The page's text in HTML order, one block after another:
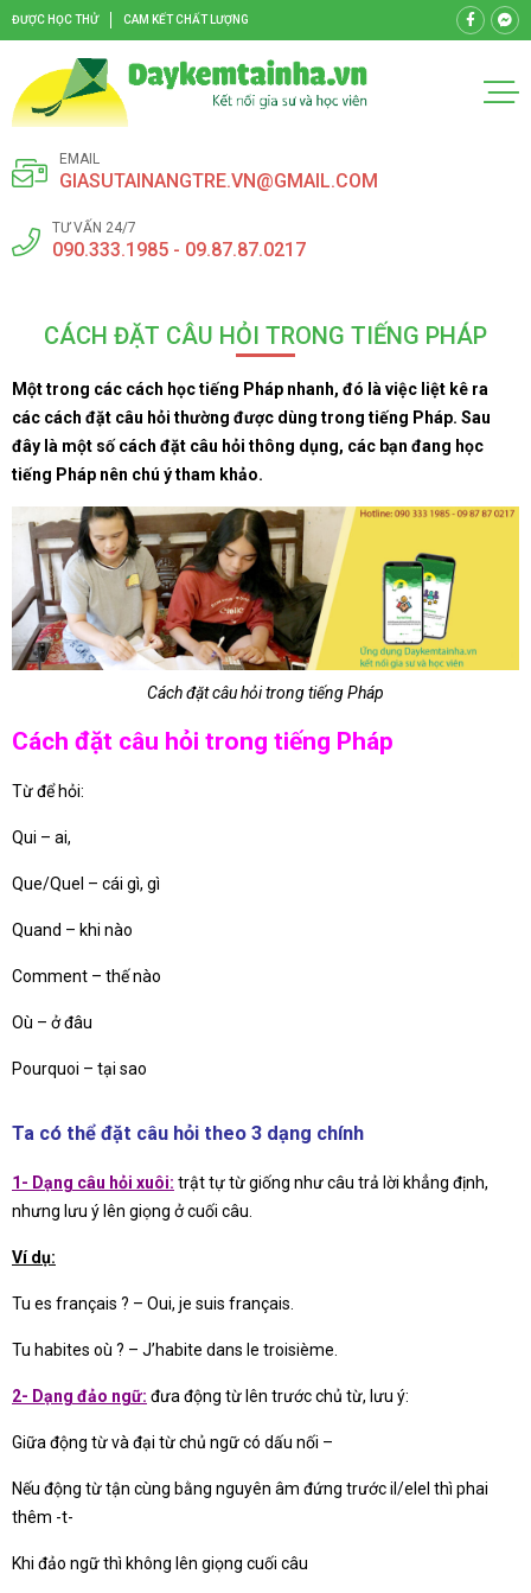
ĐƯỢC HỌC THỬ CAM KẾT CHẤT LƯỢNG
EMAIL
GIASUTAINANGTRE.VN@GMAIL.COM
TƯ VẤN 24/7
090.333.1985 - 09.87.87.0217
CÁCH ĐẶT CÂU HỎI TRONG TIẾNG PHÁP
Một trong các cách học tiếng Pháp nhanh, đó là việc liệt kê ra
các cách đặt câu hỏi thường được dùng trong tiếng Pháp. Sau
đây là một số cách đặt câu hỏi thông dụng, các bạn đang học
tiếng Pháp nên chú ý tham khảo.
Cách đặt câu hỏi trong tiếng Pháp
Cách đặt câu hỏi trong tiếng Pháp
Từ để hỏi:
Qui – ai,
Que/Quel – cái gì, gì
Quand – khi nào
Comment – thế nào
Où – ở đâu
Pourquoi – tại sao
Ta có thể đặt câu hỏi theo 3 dạng chính
1- Dạng câu hỏi xuôi: trật tự từ giống như câu trả lời khẳng định,
nhưng lưu ý lên giọng ở cuối câu.
Ví dụ:
Tu es français ? – Oui, je suis français.
Tu habites où ? – J’habite dans le troisième.
2- Dạng đảo ngữ: đưa động từ lên trước chủ từ, lưu ý:
Giữa động từ và đại từ chủ ngữ có dấu nối –
Nếu động từ tận cùng bằng nguyên âm đứng trước il/elel thì phai
thêm -t-
Khi đảo ngữ thì không lên giọng cuối câu